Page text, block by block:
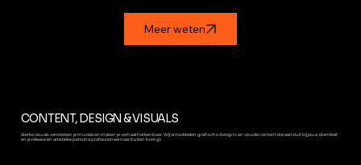
Meer weten
CONTENT, DESIGN & VISUALS
Sterke visuals versterken je muziek en maken je verhaal herkenbaar. Wij ontwikkelen grafische designs en visuele content die aansluit bij jouw identiteit
en je release en artistieke persona professioneel naar buiten brengt.